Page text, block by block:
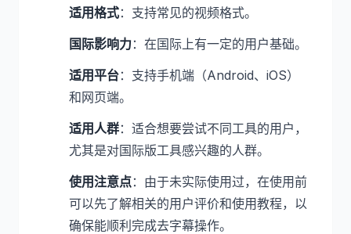
适用格式：支持常见的视频格式。
国际影响力：在国际上有一定的用户基础。
适用平台：支持手机端（Android、iOS）
和网页端。
适用人群：适合想要尝试不同工具的用户，
尤其是对国际版工具感兴趣的人群。
使用注意点：由于未实际使用过，在使用前
可以先了解相关的用户评价和使用教程，以
确保能顺利完成去字幕操作。